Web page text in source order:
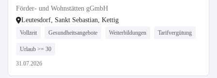
Förder- und Wohnstätten gGmbH
Leutesdorf, Sankt Sebastian, Kettig
Vollzeit Gesundheitsangebote Weiterbildungen Tarifvergütung
Urlaub >= 30
31.07.2026